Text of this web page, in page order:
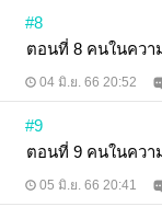
#8
ตอนที่ 8 คนใน
04 มิ.ย. 66 20:52
#9
ตอนที่ 9 คนใน
05 มิ.ย. 66 20:41